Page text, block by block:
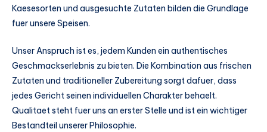
Kaesesorten und ausgesuchte Zutaten bilden die Grundlage
fuer unsere Speisen.
Unser Anspruch ist es, jedem Kunden ein authentisches
Geschmackserlebnis zu bieten. Die Kombination aus frischen
Zutaten und traditioneller Zubereitung sorgt dafuer, dass
jedes Gericht seinen individuellen Charakter behaelt.
Qualitaet steht fuer uns an erster Stelle und ist ein wichtiger
Bestandteil unserer Philosophie.